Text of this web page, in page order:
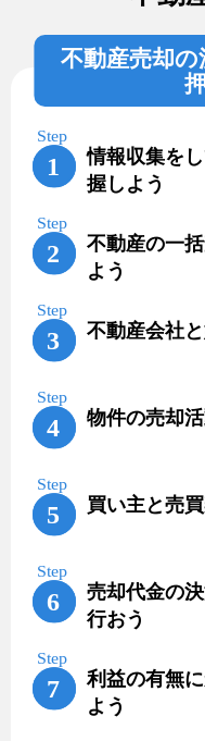
不動産売却の
情報収集を
握しよう
不動産の一
よう
不動産会社
物件の売却
買い主と売
売却代金の
行おう
利益の有無
よう